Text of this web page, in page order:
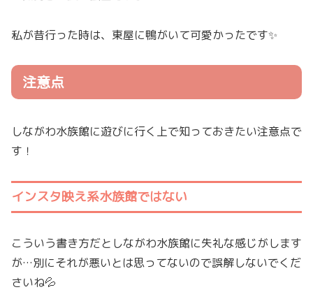
私が昔行った時は、東屋に鴨がいて可愛かったです✨
注意点
しながわ水族館に遊びに行く上で知っておきたい注意点で
す！
インスタ映え系水族館ではない
こういう書き方だとしながわ水族館に失礼な感じがします
が…別にそれが悪いとは思ってないので誤解しないでくだ
さいね💦